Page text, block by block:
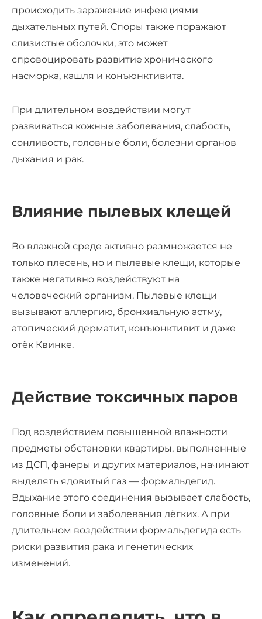
происходить заражение инфекциями
дыхательных путей. Споры также поражают
слизистые оболочки, это может
спровоцировать развитие хронического
насморка, кашля и конъюнктивита.
При длительном воздействии могут
развиваться кожные заболевания, слабость,
сонливость, головные боли, болезни органов
дыхания и рак.
Влияние пылевых клещей
Во влажной среде активно размножается не
только плесень, но и пылевые клещи, которые
также негативно воздействуют на
человеческий организм. Пылевые клещи
вызывают аллергию, бронхиальную астму,
атопический дерматит, конъюнктивит и даже
отёк Квинке.
Действие токсичных паров
Под воздействием повышенной влажности
предметы обстановки квартиры, выполненные
из ДСП, фанеры и других материалов, начинают
выделять ядовитый газ — формальдегид.
Вдыхание этого соединения вызывает слабость,
головные боли и заболевания лёгких. А при
длительном воздействии формальдегида есть
риски развития рака и генетических
изменений.